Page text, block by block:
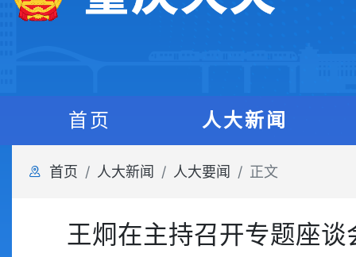
首页 人大新闻
首页 人大新闻 人大要闻 正文
王炯在主持召开专题座